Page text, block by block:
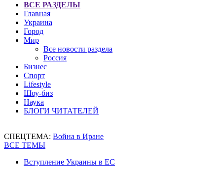
ВСЕ РАЗДЕЛЫ
Главная
Украина
Город
Мир
Все новости раздела
Россия
Бизнес
Спорт
Lifestyle
Шоу-биз
Наука
БЛОГИ ЧИТАТЕЛЕЙ
СПЕЦТЕМА: Война в Иране
ВСЕ ТЕМЫ
Вступление Украины в ЕС